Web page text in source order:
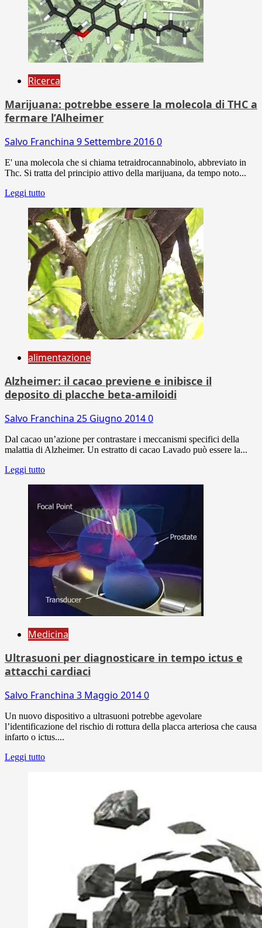
Ricerca
Marijuana: potrebbe essere la molecola di THC a
fermare l’Alheimer
Salvo Franchina 9 Settembre 20160
E' una molecola che si chiama tetraidrocannabinolo, abbreviato in
Thc. Si tratta del principio attivo della marijuana, da tempo noto...
Leggi tutto
alimentazione
Alzheimer: il cacao previene e inibisce il
deposito di placche beta-amiloidi
Salvo Franchina 25 Giugno 20140
Dal cacao un’azione per contrastare i meccanismi specifici della
malattia di Alzheimer. Un estratto di cacao Lavado può essere la...
Leggi tutto
Medicina
Ultrasuoni per diagnosticare in tempo ictus e
attacchi cardiaci
Salvo Franchina 3 Maggio 20140
Un nuovo dispositivo a ultrasuoni potrebbe agevolare
l’identificazione del rischio di rottura della placca arteriosa che causa
infarto o ictus....
Leggi tutto